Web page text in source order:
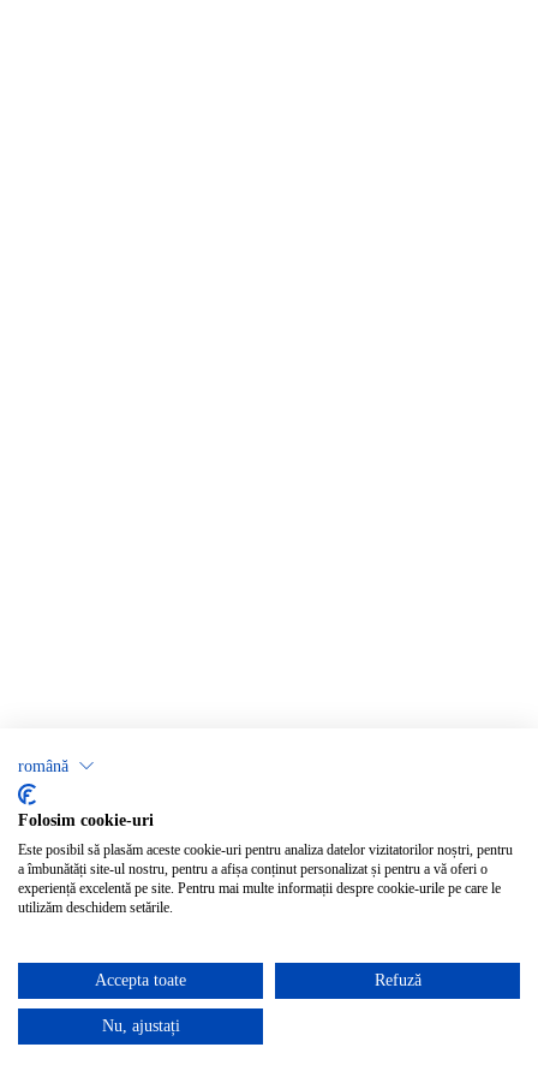
română
Folosim cookie-uri
Este posibil să plasăm aceste cookie-uri pentru analiza datelor vizitatorilor noștri, pentru
a îmbunătăți site-ul nostru, pentru a afișa conținut personalizat și pentru a vă oferi o
experiență excelentă pe site. Pentru mai multe informații despre cookie-urile pe care le
utilizăm deschidem setările.
Accepta toate Refuză
Nu, ajustați